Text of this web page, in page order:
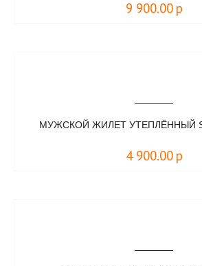
9 900.00 р
МУЖСКОЙ ЖИЛЕТ УТЕПЛЁННЫЙ
4 900.00 р